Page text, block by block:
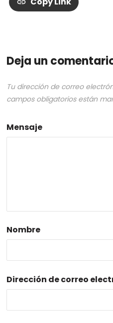
Deja un
Tu dirección de correo
campos obligatorios están
Mensaje
Nombre
Dirección de correo